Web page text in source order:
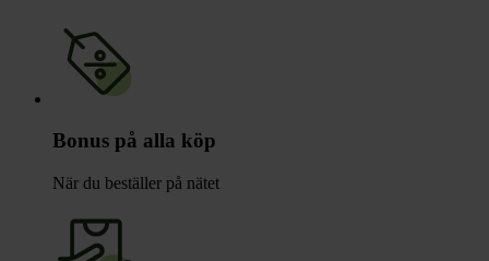
Bonus på alla köp
När du beställer på nätet